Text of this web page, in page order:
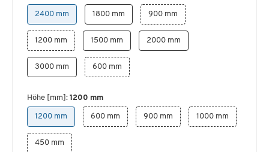
2400 mm 1800 mm 900 mm
1200 mm 1500 mm 2000 mm
3000 mm 600 mm
Höhe [mm]: 1200 mm
1200 mm 600 mm 900 mm 1000 mm
450 mm